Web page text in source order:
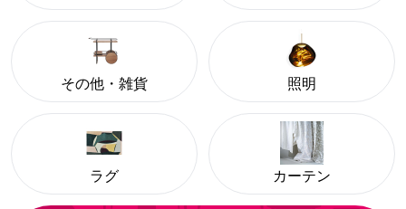
その他・雑貨 照明
ラグ カーテン